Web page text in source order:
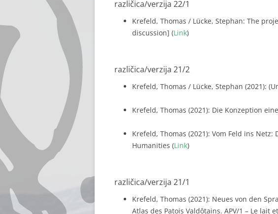
različica/verzija 22/1
Krefeld, Thomas / Lücke, Stephan: The
discussion] (Link)
različica/verzija 21/2
Krefeld, Thomas / Lücke, Stephan (2021):
Krefeld, Thomas (2021): Die Konzeption
Krefeld, Thomas (2021): Vom Feld ins
Humanities (Link)
različica/verzija 21/1
Krefeld, Thomas (2021): Neues von den
Atlas des Patois Valdôtains. APV/1 – Le